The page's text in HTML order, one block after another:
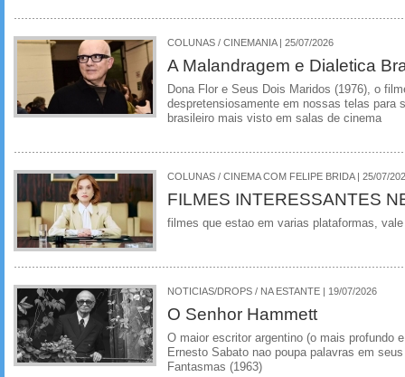
COLUNAS / CINEMANIA | 25/07/2026
A Malandragem e Dialetica
Dona Flor e Seus Dois Maridos (1976), o
despretensiosamente em nossas telas para
brasileiro mais visto em salas de cinema
COLUNAS / CINEMA COM FELIPE BRIDA | 25/07/
FILMES INTERESSANTES
filmes que estao em varias plataformas,
NOTICIAS/DROPS / NA ESTANTE | 19/07/2026
O Senhor Hammett
O maior escritor argentino (o mais profundo
Ernesto Sabato nao poupa palavras em
Fantasmas (1963)